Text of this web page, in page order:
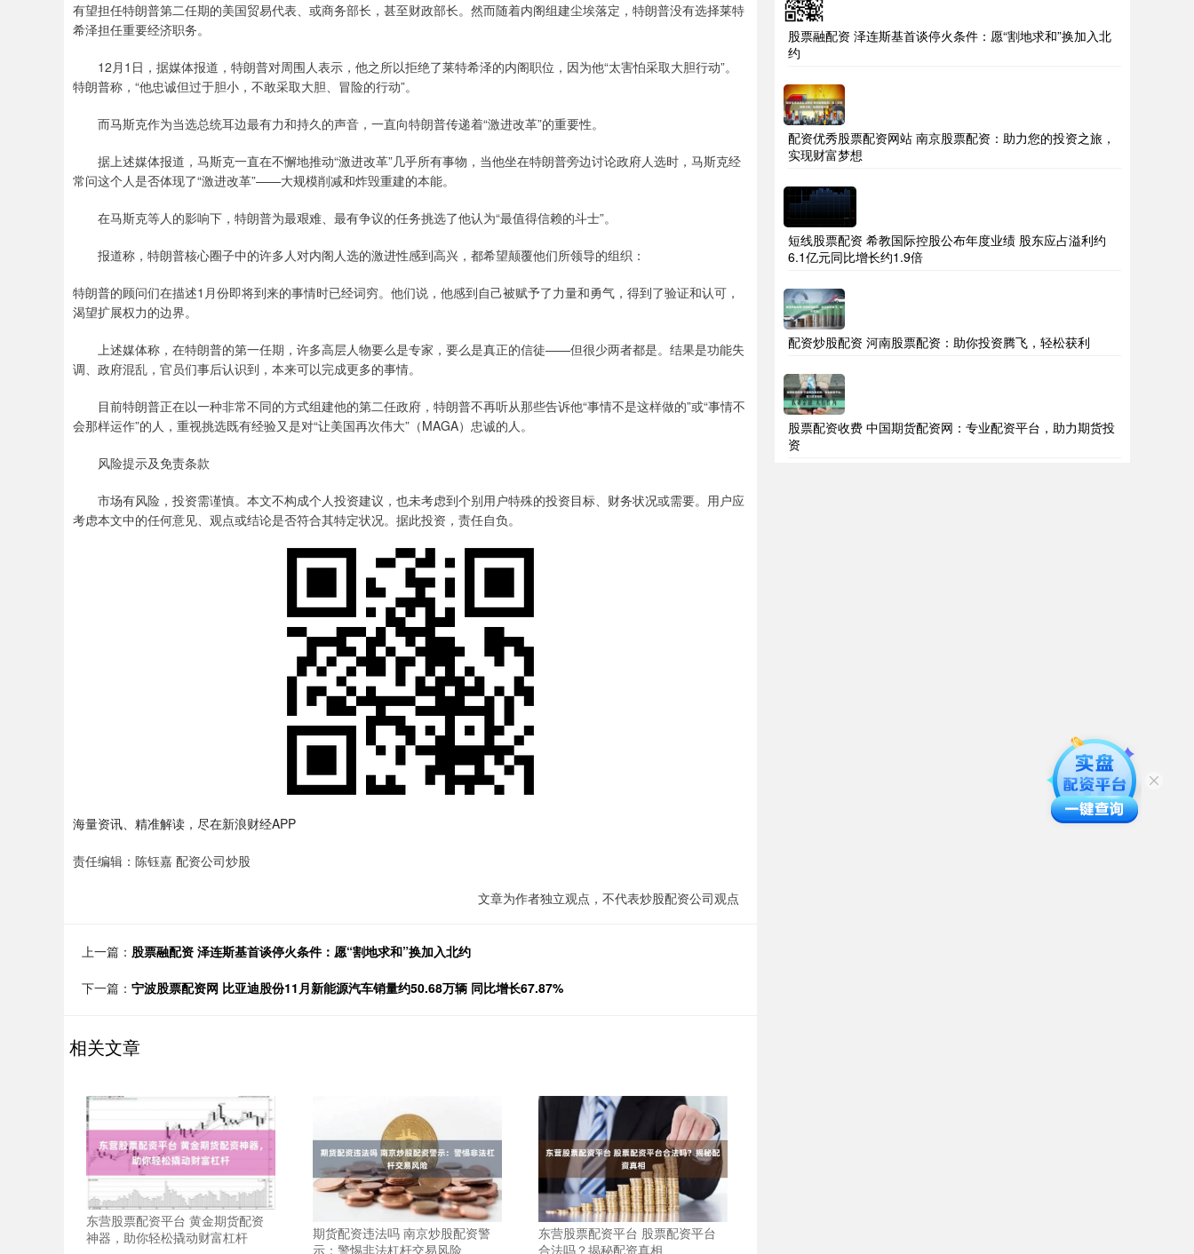
有望担任特朗普第二任期的美国贸易代表、或商务部长，甚至财政部长。然而随着内阁组建尘埃落定，特朗普没有选择莱特
希泽担任重要经济职务。
12月1日，据媒体报道，特朗普对周围人表示，他之所以拒绝了莱特希泽的内阁职位，因为他“太害怕采取大胆行动”。
特朗普称，“他忠诚但过于胆小，不敢采取大胆、冒险的行动”。
而马斯克作为当选总统耳边最有力和持久的声音，一直向特朗普传递着“激进改革”的重要性。
据上述媒体报道，马斯克一直在不懈地推动“激进改革”几乎所有事物，当他坐在特朗普旁边讨论政府人选时，马斯克经
常问这个人是否体现了“激进改革”——大规模削减和炸毁重建的本能。
在马斯克等人的影响下，特朗普为最艰难、最有争议的任务挑选了他认为“最值得信赖的斗士”。
报道称，特朗普核心圈子中的许多人对内阁人选的激进性感到高兴，都希望颠覆他们所领导的组织：
特朗普的顾问们在描述1月份即将到来的事情时已经词穷。他们说，他感到自己被赋予了力量和勇气，得到了验证和认可，
渴望扩展权力的边界。
上述媒体称，在特朗普的第一任期，许多高层人物要么是专家，要么是真正的信徒——但很少两者都是。结果是功能失
调、政府混乱，官员们事后认识到，本来可以完成更多的事情。
目前特朗普正在以一种非常不同的方式组建他的第二任政府，特朗普不再听从那些告诉他“事情不是这样做的”或“事情不
会那样运作”的人，重视挑选既有经验又是对“让美国再次伟大”（MAGA）忠诚的人。
风险提示及免责条款
市场有风险，投资需谨慎。本文不构成个人投资建议，也未考虑到个别用户特殊的投资目标、财务状况或需要。用户应
考虑本文中的任何意见、观点或结论是否符合其特定状况。据此投资，责任自负。
海量资讯、精准解读，尽在新浪财经APP
责任编辑：陈钰嘉 配资公司炒股
文章为作者独立观点，不代表炒股配资公司观点
上一篇： 股票融配资 泽连斯基首谈停火条件：愿“割地求和”换加入北约
下一篇： 宁波股票配资网 比亚迪股份11月新能源汽车销量约50.68万辆 同比增长67.87%
相关文章
东营股票配资平台 黄金期货配资
神器，助你轻松撬动财富杠杆
期货配资违法吗 南京炒股配资警
示：警惕非法杠杆交易风险
东营股票配资平台 股票配资平台
合法吗？揭秘配资真相
股票融配资 泽连斯基首谈停火条件：愿“割地求和”换加入北
约
配资优秀股票配资网站 南京股票配资：助力您的投资之旅，
实现财富梦想
短线股票配资 希教国际控股公布年度业绩 股东应占溢利约
6.1亿元同比增长约1.9倍
配资炒股配资 河南股票配资：助你投资腾飞，轻松获利
股票配资收费 中国期货配资网：专业配资平台，助力期货投
资